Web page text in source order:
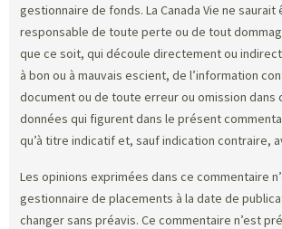
gestionnaire de fonds. La Canada Vie ne saurait
responsable de toute perte ou de tout
que ce soit, qui découle directement ou
à bon ou à mauvais escient, de l’information
document ou de toute erreur ou omission dans
données qui figurent dans le présent
qu’à titre indicatif et, sauf indication contraire,
Les opinions exprimées dans ce commentaire
gestionnaire de placements à la date de
changer sans préavis. Ce commentaire n’est